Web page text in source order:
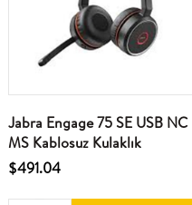
Jabra Engage 75 SE USB NC
MS Kablosuz Kulaklık
$491.04